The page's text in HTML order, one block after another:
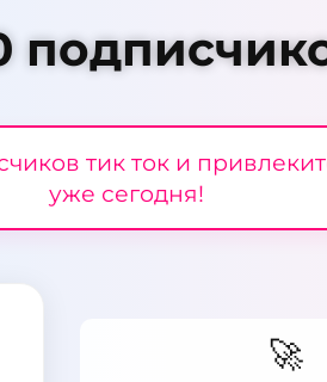
тик ток и
уже сегодня!
🚀